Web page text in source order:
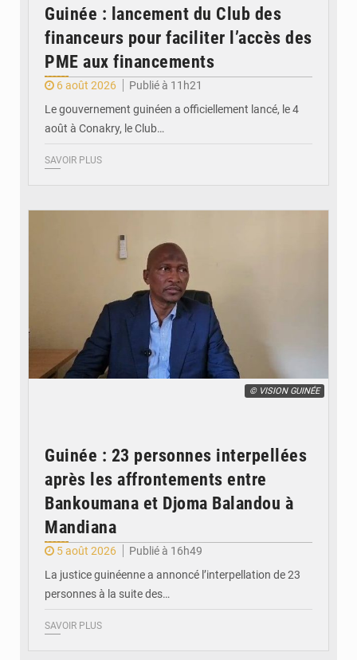
Guinée : lancement du Club des
financeurs pour faciliter l’accès des
PME aux financements
6 août 2026
Publié à 11h21
Le gouvernement guinéen a officiellement lancé, le 4
août à Conakry, le Club…
SAVOIR PLUS
© VISION GUINÉE
Guinée : 23 personnes interpellées
après les affrontements entre
Bankoumana et Djoma Balandou à
Mandiana
5 août 2026
Publié à 16h49
La justice guinéenne a annoncé l’interpellation de 23
personnes à la suite des…
SAVOIR PLUS